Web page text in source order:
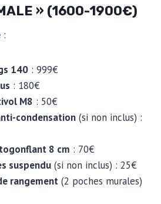
» (1600-1900€)
:
140 : 999€
: 180€
M8 : 50€
condensation (si non inclus) :
8 cm : 70€
suspendu (si non inclus) : 25€
rangement (2 poches murales)